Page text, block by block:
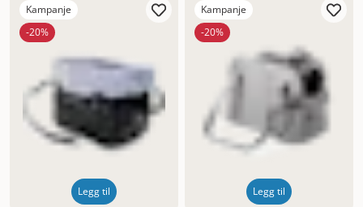
Kampanje
-20%
Legg til
Kampanje
-20%
Legg til